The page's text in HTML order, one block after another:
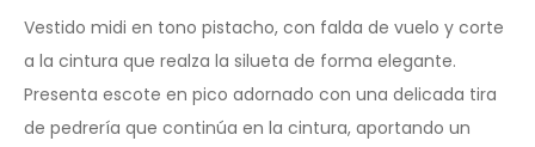
Vestido midi en tono pistacho, con falda de vuelo y corte
a la cintura que realza la silueta de forma elegante.
Presenta escote en pico adornado con una delicada tira
de pedrería que continúa en la cintura, aportando un